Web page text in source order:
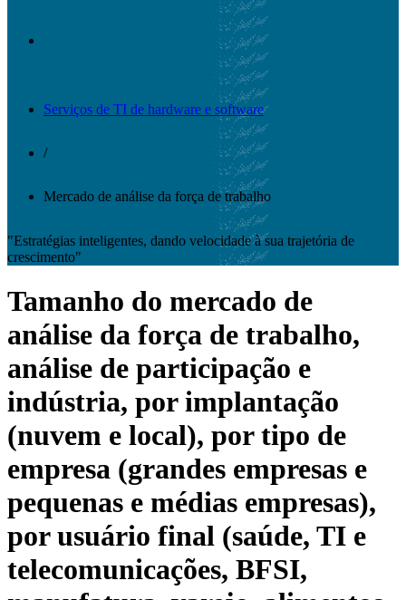
Serviços de TI de hardware e software
/
Mercado de análise da força de trabalho
"Estratégias inteligentes, dando velocidade à sua trajetória de
crescimento"
Tamanho do mercado de
análise da força de trabalho,
análise de participação e
indústria, por implantação
(nuvem e local), por tipo de
empresa (grandes empresas e
pequenas e médias empresas),
por usuário final (saúde, TI e
telecomunicações, BFSI,